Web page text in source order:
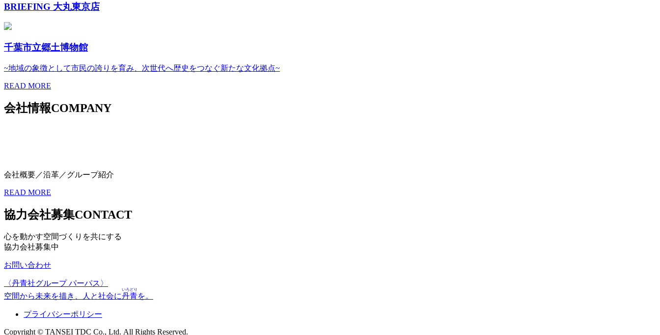
BRIEFING 大丸東京店
千葉市立郷土博物館
~地域の象徴として市民の誇りを育み、次世代へ歴史をつなぐ新たな文化拠点~
READ MORE
会社情報COMPANY
会社概要／沿革／グループ紹介
READ MORE
協力会社募集CONTACT
心を動かす空間づくりを共にする
協力会社募集中
お問い合わせ
〈丹青社グループ パーパス〉
空間から未来を描き、人と社会に丹青
いろどり
を。
プライバシーポリシー
Copyright © TANSEI TDC Co., Ltd. All Rights Reserved.